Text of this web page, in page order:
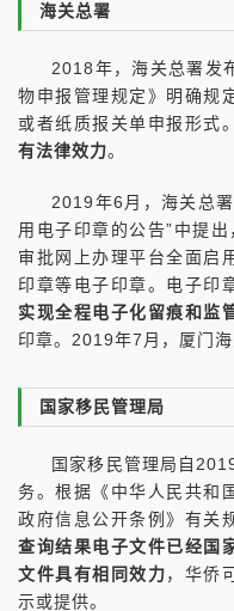
海关总署
2018年，海关总署发
物申报管理规定》明确规
或者纸质报关单申报形式。
有法律效力。
2019年6月，海关总
用电子印章的公告”中提
审批网上办理平台全面启
印章等电子印章。电子印
实现全程电子化留痕和监
印章。2019年7月，厦门海
国家移民管理局
国家移民管理局自
务。根据《中华人民共和
政府信息公开条例》有关
查询结果电子文件已经国
文件具有相同效力，华侨
示或提供。